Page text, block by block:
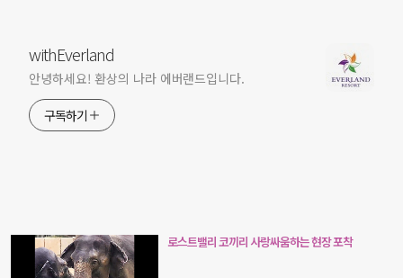
withEverland
안녕하세요! 환상의 나라 에버랜드입니다.
구독하기
로스트밸리 코끼리 사랑싸움하는 현장 포착